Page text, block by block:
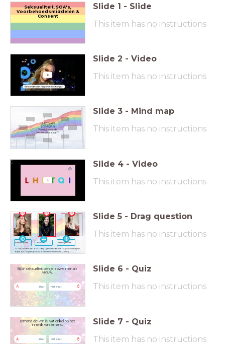
Seksualiteit, SOA's,
Voorbehoedsmiddelen &
Consent
Slide 1 - Slide
This item has no instructions
Slide 2 - Video
This item has no instructions
LHBTQIAP?
(LGBTQIAP)
Weet jij waar de
letters voor staan?
Slide 3 - Mind map
This item has no instructions
0 Slide 4 - Video
This item has no instructions
Loiza Lamers (fotomodel), Ryan van der Dorst (muzikant) en
Kajsa Ollongren (minister van Binnenlandse Zaken).
Interseksueel Lesbisch Transgender
Slide 5 - Drag question
This item has no instructions
Bij bi-seksualiteit ben je zowel man als
vrouw.
A Waar B
Niet waar
Slide 6 - Quiz
This item has no instructions
Iemand die Pan is, valt enkel op het
innerlijk van iemand.
A Waar B
Niet waar
Slide 7 - Quiz
This item has no instructions